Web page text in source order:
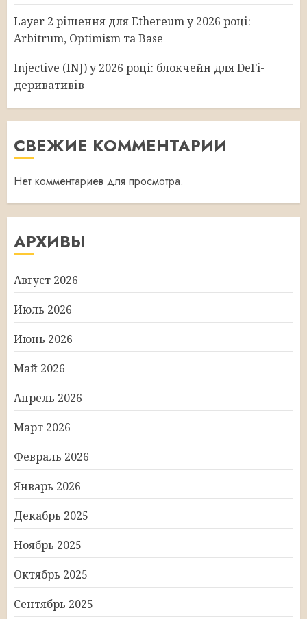
Layer 2 рішення для Ethereum у 2026 році:
Arbitrum, Optimism та Base
Injective (INJ) у 2026 році: блокчейн для DeFi-
деривативів
СВЕЖИЕ КОММЕНТАРИИ
Нет комментариев для просмотра.
АРХИВЫ
Август 2026
Июль 2026
Июнь 2026
Май 2026
Апрель 2026
Март 2026
Февраль 2026
Январь 2026
Декабрь 2025
Ноябрь 2025
Октябрь 2025
Сентябрь 2025